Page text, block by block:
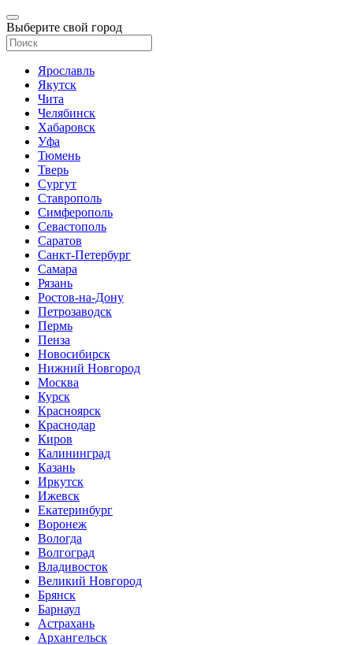
Выберите свой город
Ярославль
Якутск
Чита
Челябинск
Хабаровск
Уфа
Тюмень
Тверь
Сургут
Ставрополь
Симферополь
Севастополь
Саратов
Санкт-Петербург
Самара
Рязань
Ростов-на-Дону
Петрозаводск
Пермь
Пенза
Новосибирск
Нижний Новгород
Москва
Курск
Красноярск
Краснодар
Киров
Калининград
Казань
Иркутск
Ижевск
Екатеринбург
Воронеж
Вологда
Волгоград
Владивосток
Великий Новгород
Брянск
Барнаул
Астрахань
Архангельск